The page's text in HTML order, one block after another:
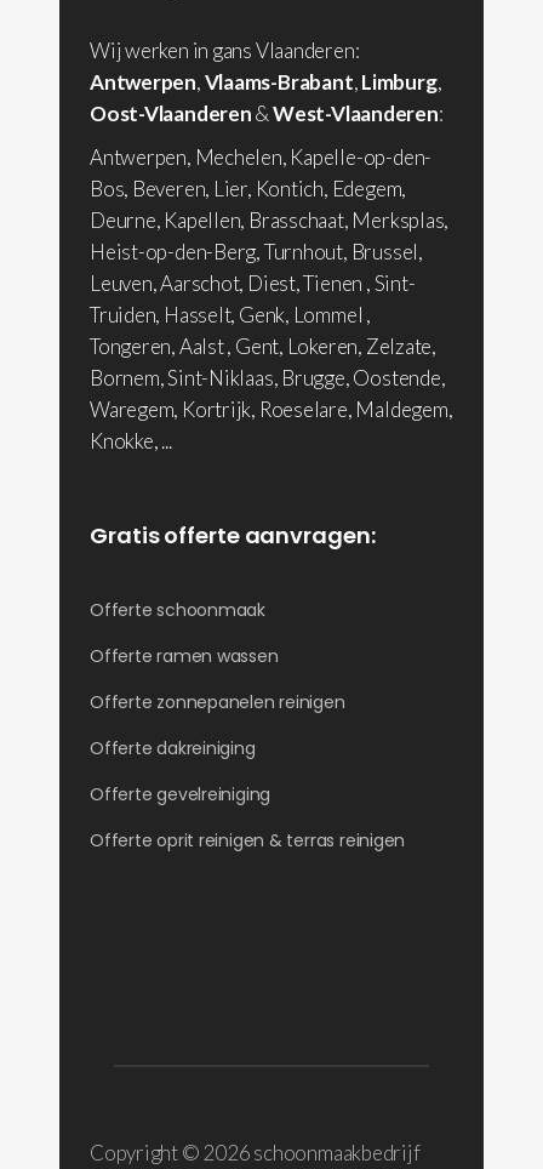
Wij werken in gans Vlaanderen:
Antwerpen,Vlaams-Brabant,Limburg,
Oost-Vlaanderen&West-Vlaanderen:
Antwerpen, Mechelen, Kapelle-op-den-
Bos, Beveren, Lier, Kontich, Edegem,
Deurne, Kapellen, Brasschaat, Merksplas,
Heist-op-den-Berg, Turnhout, Brussel,
Leuven, Aarschot, Diest, Tienen , Sint-
Truiden, Hasselt, Genk, Lommel ,
Tongeren, Aalst , Gent, Lokeren, Zelzate,
Bornem, Sint-Niklaas, Brugge, Oostende,
Waregem, Kortrijk, Roeselare, Maldegem,
Knokke, ...
Gratis offerte aanvragen:
Offerte schoonmaak
Offerte ramen wassen
Offerte zonnepanelen reinigen
Offerte dakreiniging
Offerte gevelreiniging
Offerte oprit reinigen & terras reinigen
Copyright © 2026 schoonmaakbedrijf